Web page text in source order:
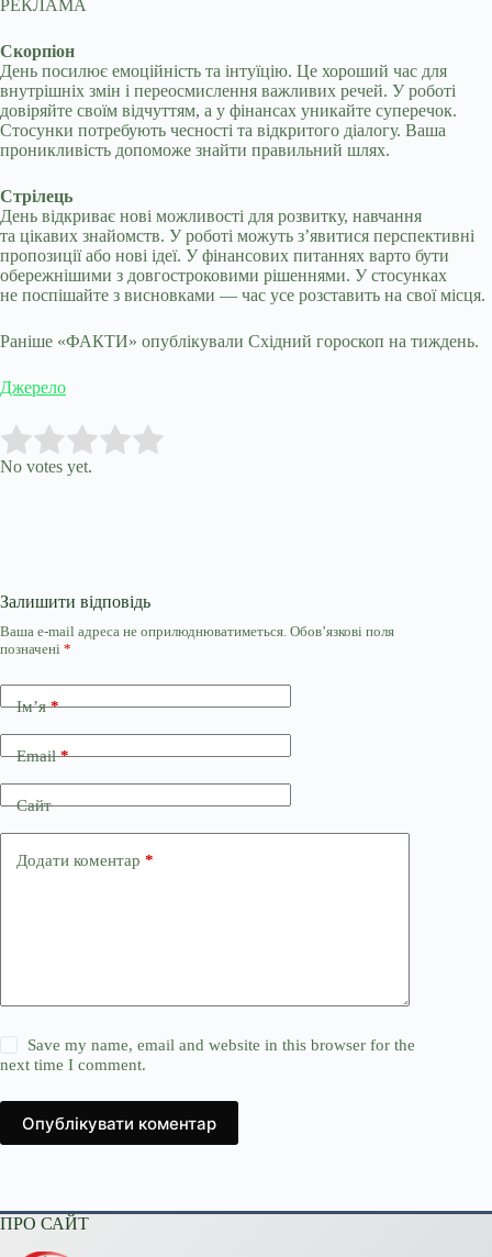
РЕКЛАМА
Скорпіон
День посилює емоційність та інтуїцію. Це хороший час для
внутрішніх змін і переосмислення важливих речей. У роботі
довіряйте своїм відчуттям, а у фінансах уникайте суперечок.
Стосунки потребують чесності та відкритого діалогу. Ваша
проникливість допоможе знайти правильний шлях.
Стрілець
День відкриває нові можливості для розвитку, навчання
та цікавих знайомств. У роботі можуть з’явитися перспективні
пропозиції або нові ідеї. У фінансових питаннях варто бути
обережнішими з довгостроковими рішеннями. У стосунках
не поспішайте з висновками — час усе розставить на свої місця.
Раніше «ФАКТИ» опублікували Східний гороскоп на тиждень.
Джерело
Rate this item:
No votes yet.
Залишити відповідь
Ваша e-mail адреса не оприлюднюватиметься. Обов’язкові поля
позначені *
Ім’я*
Email*
Сайт
Додати коментар *
Save my name, email and website in this browser for the
next time I comment.
Опублікувати коментар
ПРО САЙТ